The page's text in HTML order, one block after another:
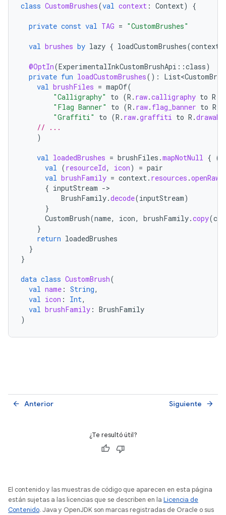
class CustomBrushes(val context : Context) {
private const val TAG = "CustomBrushes"
val brushes by lazy { loadCustomBrushes(context
@OptIn(ExperimentalInkCustomBrushApi ::class)
private fun loadCustomBrushes():
val brushFiles = mapOf(
"Calligraphy"
to (R . raw.calligraphy to R
"Flag Banner"
to (R . raw. flag_banner to R
"Graffiti"
to (R . raw.graffiti to R .
// ...
)
val loadedBrushes = brushFiles .mapNotNull { (
val (resourceId, icon) = pair
val brushFamily = context. resources .
{ inputStream -
BrushFamily.decode(inputStream)
}
CustomBrush(name, icon, brushFamily.copy(
}
return loadedBrushes
}
}
data class CustomBrush(
val name : String,
val icon : Int,
val brushFamily : BrushFamily
)
Anterior
arrow_back Siguiente arrow_forward
¿Te resultó útil?
El contenido y las muestras de código que aparecen en esta página
están sujetas a las licencias que se describen en la Licencia de
Contenido. Java y OpenJDK son marcas registradas de Oracle o sus